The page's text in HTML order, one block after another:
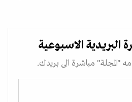
البريدية الاسبوعية
مباشرة الى بريدك.